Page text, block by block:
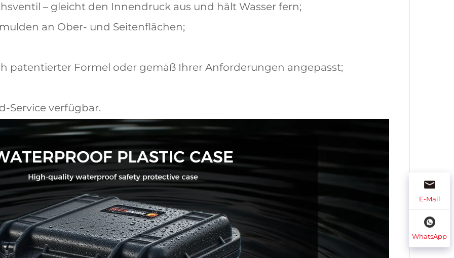
– gleicht den Innendruck aus und hält Wasser fern;
an Ober- und Seitenflächen;
patentierter Formel oder gemäß Ihrer Anforderungen angepasst;
Service verfügbar.
E-Mail
WhatsApp